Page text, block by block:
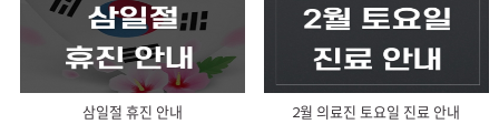
삼일절 휴진 안내
2월 의료진 토요일 진료 안내